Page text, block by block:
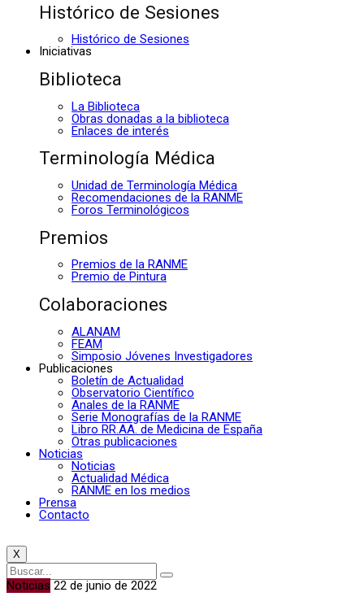
Histórico de Sesiones
Histórico de Sesiones
Iniciativas
Biblioteca
La Biblioteca
Obras donadas a la biblioteca
Enlaces de interés
Terminología Médica
Unidad de Terminología Médica
Recomendaciones de la RANME
Foros Terminológicos
Premios
Premios de la RANME
Premio de Pintura
Colaboraciones
ALANAM
FEAM
Simposio Jóvenes Investigadores
Publicaciones
Boletín de Actualidad
Observatorio Científico
Anales de la RANME
Serie Monografías de la RANME
Libro RR.AA. de Medicina de España
Otras publicaciones
Noticias
Noticias
Actualidad Médica
RANME en los medios
Prensa
Contacto
X
Noticias 22 de junio de 2022